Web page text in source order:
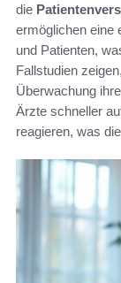
die
ermöglichen eine
und Patienten,
Fallstudien
Überwachung
Ärzte schneller
reagieren, was